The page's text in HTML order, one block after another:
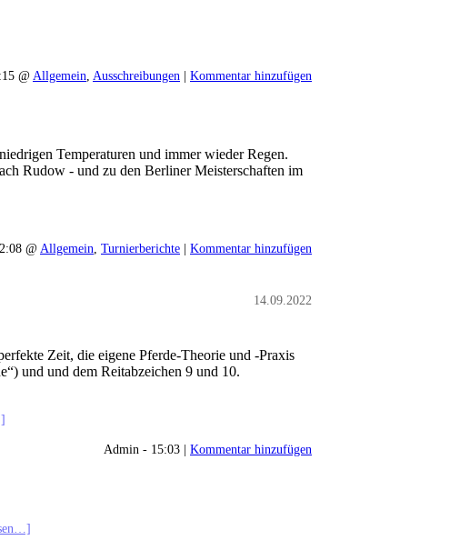
@Allgemein, Ausschreibungen | Kommentar hinzufügen
Temperaturen und immer wieder Regen.
Rudow - und zu den Berliner Meisterschaften im
@Allgemein, Turnierberichte | Kommentar hinzufügen
14.09.2022
Zeit, die eigene Pferde-Theorie und -Praxis
und und dem Reitabzeichen 9 und 10.
Admin - 15:03 | Kommentar hinzufügen